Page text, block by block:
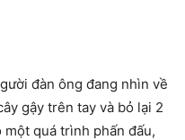
đàn ông đang nhìn về
gậy trên tay và bỏ lại 2
một quá trình phấn đấu,